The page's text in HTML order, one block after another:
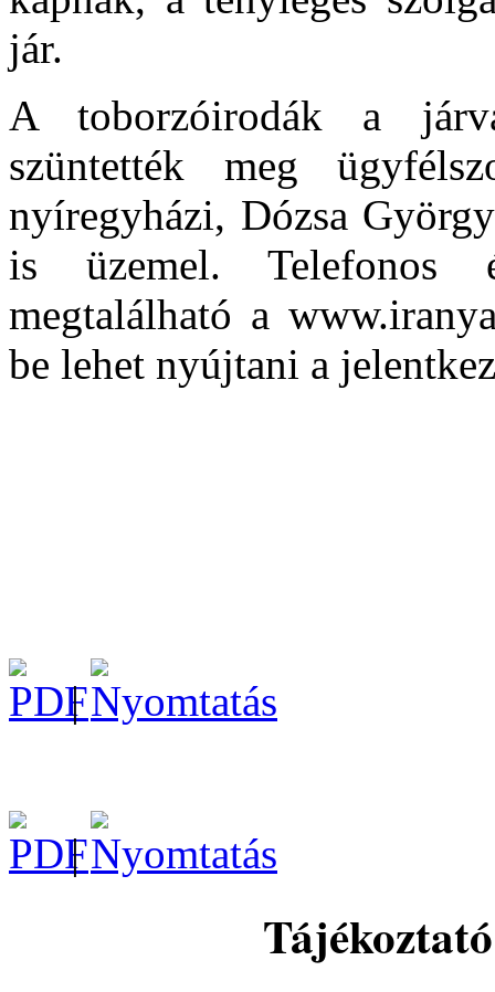
jár.
A toborzóirodák a
szüntették meg
nyíregyházi, Dózsa
is üzemel. Telefonos
megtalálható a
be lehet nyújtani a
|
|